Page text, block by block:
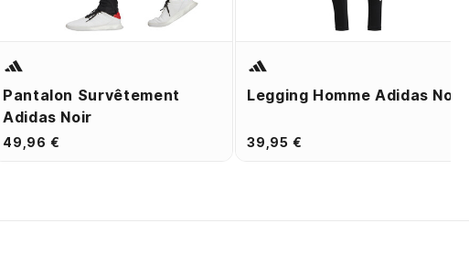
Pantalon Survêtement
Adidas Noir
49,96 €
Legging Homme Adidas Noir
39,95 €